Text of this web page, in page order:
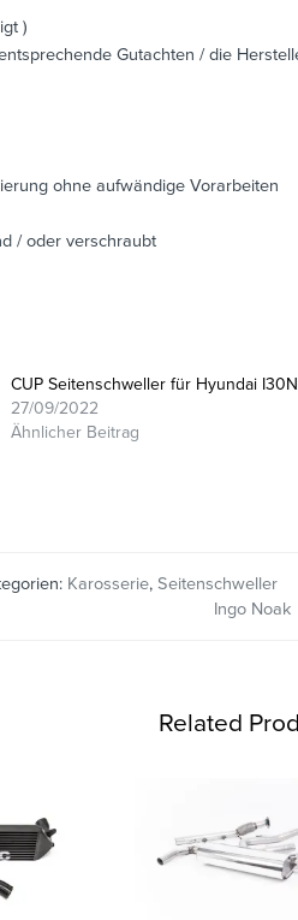
)
Gutachten / die
ohne aufwändige Vorarbeiten
/ oder verschraubt
CUP Seitenschweller für Hyundai
27/09/2022
Ähnlicher Beitrag
Karosserie, Seitenschweller
Ingo Noak
Related